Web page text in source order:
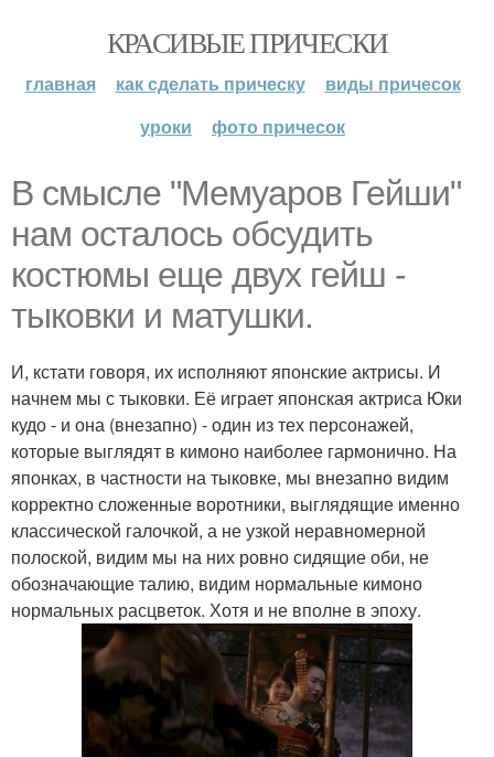
КРАСИВЫЕ ПРИЧЕСКИ
главная как сделать прическу
виды причесок
уроки
фото причесок
В смысле "Мемуаров Гейши"
нам осталось обсудить
костюмы еще двух гейш -
тыковки и матушки.
И, кстати говоря, их исполняют японские актрисы. И
начнем мы с тыковки. Её играет японская актриса Юки
кудо - и она (внезапно) - один из тех персонажей,
которые выглядят в кимоно наиболее гармонично. На
японках, в частности на тыковке, мы внезапно видим
корректно сложенные воротники, выглядящие именно
классической галочкой, а не узкой неравномерной
полоской, видим мы на них ровно сидящие оби, не
обозначающие талию, видим нормальные кимоно
нормальных расцветок. Хотя и не вполне в эпоху.